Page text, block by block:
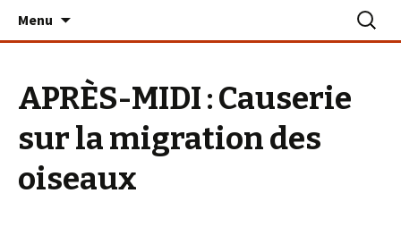
Le PLAN B – La Turballe
Menu
APRÈS-MIDI : Causerie
sur la migration des
oiseaux